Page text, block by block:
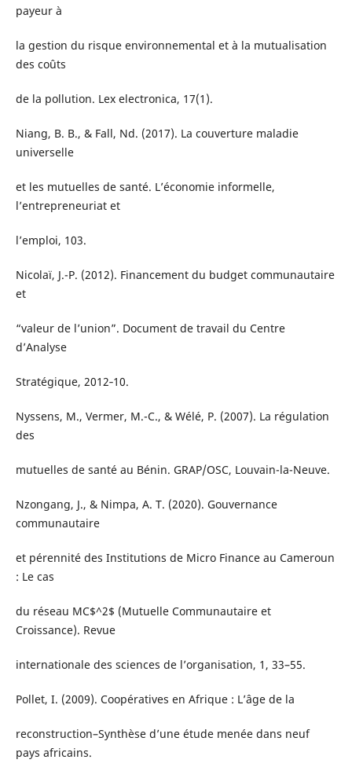
payeur à
la gestion du risque environnemental et à la mutualisation
des coûts
de la pollution. Lex electronica, 17(1).
Niang, B. B., & Fall, Nd. (2017). La couverture maladie
universelle
et les mutuelles de santé. L’économie informelle,
l’entrepreneuriat et
l’emploi, 103.
Nicolaï, J.-P. (2012). Financement du budget communautaire
et
“valeur de l’union”. Document de travail du Centre
d’Analyse
Stratégique, 2012‑10.
Nyssens, M., Vermer, M.-C., & Wélé, P. (2007). La régulation
des
mutuelles de santé au Bénin. GRAP/OSC, Louvain-la-Neuve.
Nzongang, J., & Nimpa, A. T. (2020). Gouvernance
communautaire
et pérennité des Institutions de Micro Finance au Cameroun
: Le cas
du réseau MC$^2$ (Mutuelle Communautaire et
Croissance). Revue
internationale des sciences de l’organisation, 1, 33–55.
Pollet, I. (2009). Coopératives en Afrique : L’âge de la
reconstruction–Synthèse d’une étude menée dans neuf
pays africains.